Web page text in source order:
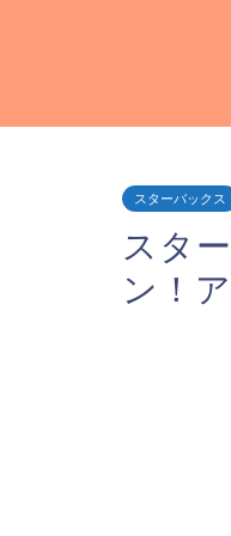
スターバックス
スタ
ン！